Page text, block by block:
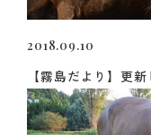
2018.09.10
【霧島だより】更新